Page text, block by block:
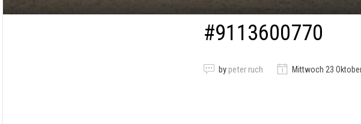
#9113600770
by peter ruch Mittwoch 23